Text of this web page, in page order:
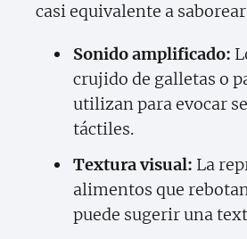
casi equivalente a
Sonido amplificado:
crujido de galletas o
utilizan para evocar
táctiles.
Textura visual: La
alimentos que
puede sugerir una